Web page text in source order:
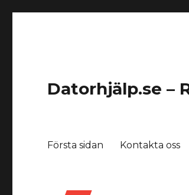
Datorhjälp.se –
Första sidan Kontakta oss